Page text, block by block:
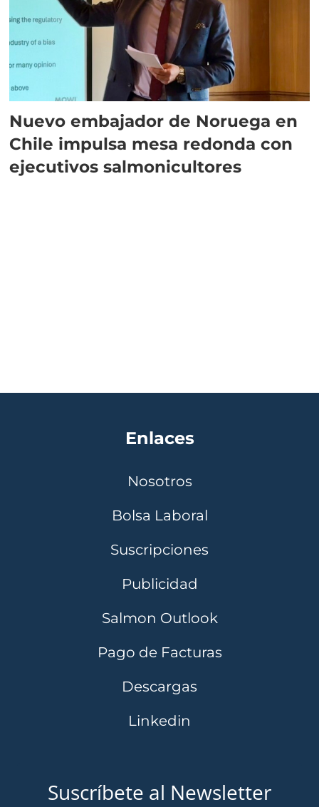
Nuevo embajador de Noruega en
Chile impulsa mesa redonda con
ejecutivos salmonicultores
Enlaces
Nosotros
Bolsa Laboral
Suscripciones
Publicidad
Salmon Outlook
Pago de Facturas
Descargas
Linkedin
Suscríbete al Newsletter